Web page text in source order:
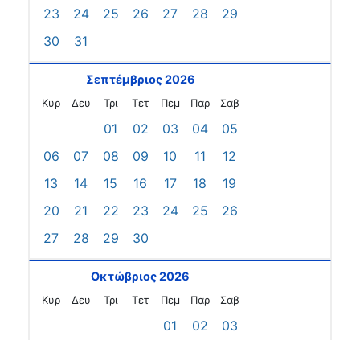
23
24 25 26 27 28
29
30
31
Σεπτέμβριος 2026
Κυρ Δευ Τρι Τετ Πεμ Παρ Σαβ
01 02 03 04
05
06
07 08 09 10 11
12
13
14 15 16 17 18
19
20
21 22 23 24 25
26
27
28 29 30
Οκτώβριος 2026
Κυρ Δευ Τρι Τετ Πεμ Παρ Σαβ
01 02
03